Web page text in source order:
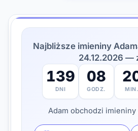
Najbliższe imieniny
24.12.2026 —
139
DNI
08
GODZ. MIN.
Adam obchodzi